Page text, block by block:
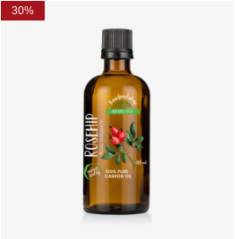
30%